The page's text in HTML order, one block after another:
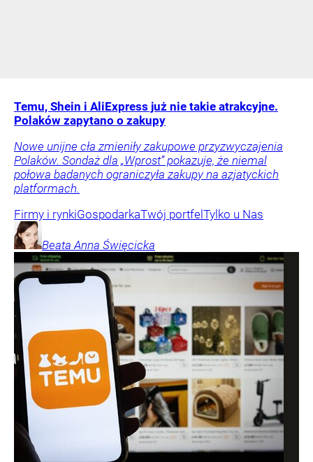
Temu, Shein i AliExpress już nie takie atrakcyjne.
Polaków zapytano o zakupy
Nowe unijne cła zmieniły zakupowe przyzwyczajenia
Polaków. Sondaż dla „Wprost” pokazuje, że niemal
połowa badanych ograniczyła zakupy na azjatyckich
platformach.
Firmy i rynkiGospodarkaTwój portfelTylko u Nas
Beata Anna Święcicka